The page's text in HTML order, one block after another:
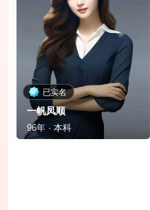
已实名
一帆凤顺
96年 · 本科